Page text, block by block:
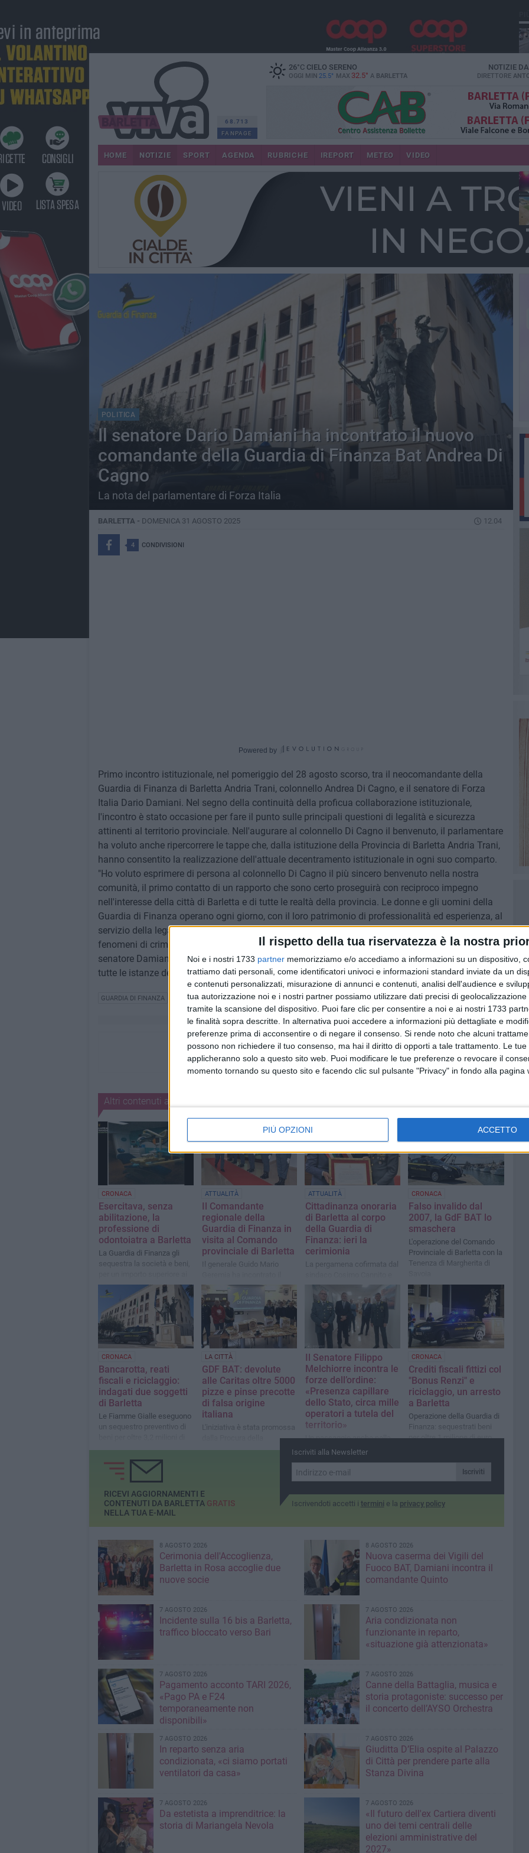
Il rispetto della tua riservatezza è la nostra
Noi e i nostri 1733 partner memorizziamo e/o accediamo a informazioni su un dispositivo,
trattiamo dati personali, come identificatori univoci e informazioni standard inviate da un
e contenuti personalizzati, misurazione di annunci e contenuti, analisi dell'audience e
tua autorizzazione noi e i nostri partner possiamo utilizzare dati precisi di
tramite la scansione del dispositivo. Puoi fare clic per consentire a noi e ai nostri 1733
le finalità sopra descritte. In alternativa puoi accedere a informazioni più dettagliate e
preferenze prima di acconsentire o di negare il consenso. Si rende noto che alcuni
possono non richiedere il tuo consenso, ma hai il diritto di opporti a tale trattamento. Le
applicheranno solo a questo sito web. Puoi modificare le tue preferenze o revocare il
momento tornando su questo sito e facendo clic sul pulsante "Privacy" in fondo alla pagina
PIÙ OPZIONI ACCETTO
68.713
FANPAGE
26°CCIELO SERENO
OGGI MIN 25.5° MAX 32.5° A BARLETTA
NOTIZIE
DIRETTORE
HOME NOTIZIE SPORT AGENDA RUBRICHE IREPORT METEO VIDEO
POLITICA
Il senatore Dario Damiani ha incontrato il nuovo
comandante della Guardia di Finanza Bat Andrea Di
Cagno
La nota del parlamentare di Forza Italia
BARLETTA - DOMENICA 31 AGOSTO 2025 12.04
4 CONDIVISIONI
Powered by
Primo incontro istituzionale, nel pomeriggio del 28 agosto scorso, tra il neocomandante della
Guardia di Finanza di Barletta Andria Trani, colonnello Andrea Di Cagno, e il senatore di Forza
Italia Dario Damiani. Nel segno della continuità della proficua collaborazione istituzionale,
l'incontro è stato occasione per fare il punto sulle principali questioni di legalità e sicurezza
attinenti al territorio provinciale. Nell'augurare al colonnello Di Cagno il benvenuto, il parlamentare
ha voluto anche ripercorrere le tappe che, dalla istituzione della Provincia di Barletta Andria Trani,
hanno consentito la realizzazione dell'attuale decentramento istituzionale in ogni suo comparto.
"Ho voluto esprimere di persona al colonnello Di Cagno il più sincero benvenuto nella nostra
comunità, il primo contatto di un rapporto che sono certo proseguirà con reciproco impegno
nell'interesse della città di Barletta e di tutte le realtà della provincia. Le donne e gli uomini della
Guardia di Finanza operano ogni giorno, con il loro patrimonio di professionalità ed esperienza, al
servizio della legalità e a tutela delle forze produttive sane di un territorio purtroppo attinto da
fenomeni di criminalità economico-finanziaria sempre più articolati e complessi da eradicare". Il
senatore Damiani ha ribadito piena e incondizionata disponibilità a raccogliere e rappresentare
tutte le istanze del territorio in sede nazionale.
GUARDIA DI FINANZA
Altri contenuti a tema
CRONACA
Esercitava, senza
abilitazione, la
professione di
odontoiatra a Barletta
La Guardia di Finanza gli
sequestra la società e beni,
2,7 milioni di euro
ATTUALITÀ
Il Comandante
regionale della
Guardia di Finanza in
visita al Comando
provinciale di Barletta
Il generale Guido Mario
personale e fatto il punto
sulle principali attività
ATTUALITÀ
Cittadinanza onoraria
di Barletta al corpo
della Guardia di
Finanza: ieri la
cerimionia
La pergamena cofirmata dal
dal presidente del consiglio
comunale Marcello Lanotte
è stata consegnata al
Colonnello Andrea Di Cagno
CRONACA
Falso invalido dal
2007, la GdF BAT lo
smaschera
L'operazione del Comando
Provinciale di Barletta con la
Tenenza di Margherita di
CRONACA
Bancarotta, reati
fiscali e riciclaggio:
indagati due soggetti
di Barletta
Le Fiamme Gialle eseguono
un sequestro preventivo di
euro
LA CITTÀ
GDF BAT: devolute
alle Caritas oltre 5000
pizze e pinse precotte
di falsa origine
italiana
L'iniziativa è stata promossa
Repubblica di Trani
Il Senatore Filippo
Melchiorre incontra le
forze dell’ordine:
«Presenza capillare
dello Stato, circa mille
operatori a tutela del
territorio»
Un passaggio anche nella
sede della Guardia di
CRONACA
Crediti fiscali fittizi col
"Bonus Renzi" e
riciclaggio, un arresto
a Barletta
Operazione della Guardia di
Finanza: sequestrati beni
per oltre 1 milione di euro
Iscriviti alla Newsletter
Iscriviti
Iscrivendoti accetti i termini e la privacy policy
RICEVI AGGIORNAMENTI E
CONTENUTI DA BARLETTA GRATIS
NELLA TUA E-MAIL
8 AGOSTO 2026
Cerimonia dell'Accoglienza,
Barletta in Rosa accoglie due
nuove socie
8 AGOSTO 2026
Nuova caserma dei Vigili del
Fuoco BAT, Damiani incontra il
comandante Quinto
7 AGOSTO 2026
Incidente sulla 16 bis a Barletta,
traffico bloccato verso Bari
7 AGOSTO 2026
Aria condizionata non
funzionante in reparto,
«situazione già attenzionata»
7 AGOSTO 2026
Pagamento acconto TARI 2026,
«Pago PA e F24
temporaneamente non
disponibili»
7 AGOSTO 2026
Canne della Battaglia, musica e
storia protagoniste: successo per
il concerto dell’AYSO Orchestra
7 AGOSTO 2026
In reparto senza aria
condizionata, «ci siamo portati
ventilatori da casa»
7 AGOSTO 2026
Giuditta D’Elia ospite al Palazzo
di Città per prendere parte alla
Stanza Divina
7 AGOSTO 2026
Da estetista a imprenditrice: la
storia di Mariangela Nevola
7 AGOSTO 2026
«Il futuro dell'ex Cartiera diventi
uno dei temi centrali delle
elezioni amministrative del
2027»